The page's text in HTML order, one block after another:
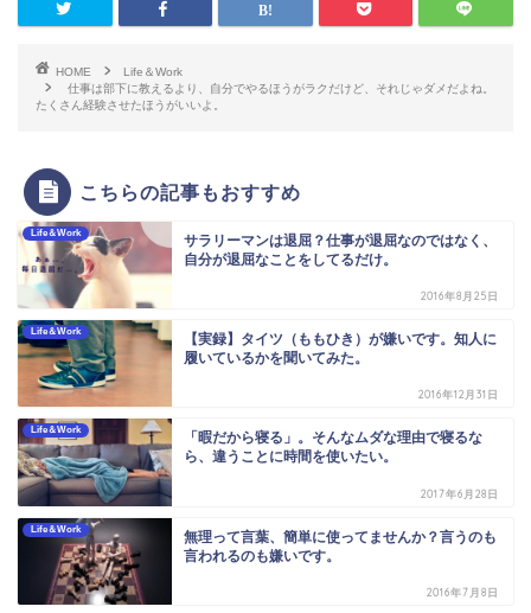
HOME
Life＆Work
仕事は部下に教えるより、自分でやるほうがラクだけど、それじゃダメだよね。
たくさん経験させたほうがいいよ。
こちらの記事もおすすめ
Life＆Work
サラリーマンは退屈？仕事が退屈なのではなく、
自分が退屈なことをしてるだけ。
2016年8月25日
Life＆Work
【実録】タイツ（ももひき）が嫌いです。知人に
履いているかを聞いてみた。
2016年12月31日
Life＆Work
「暇だから寝る」。そんなムダな理由で寝るな
ら、違うことに時間を使いたい。
2017年6月28日
Life＆Work
無理って言葉、簡単に使ってませんか？言うのも
言われるのも嫌いです。
2016年7月8日